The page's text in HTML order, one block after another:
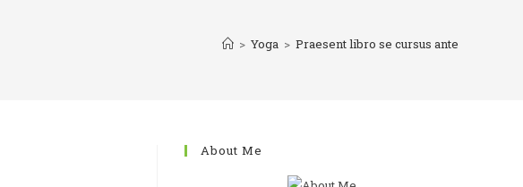
> Yoga > Praesent libro se cursus ante
About Me